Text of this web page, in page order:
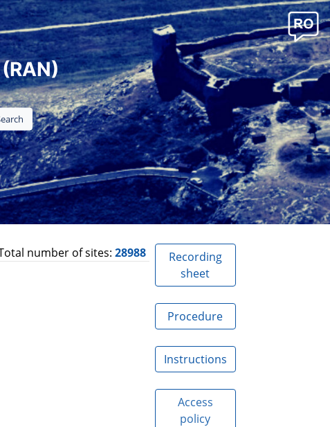
number of sites: 28988
Recording
sheet
Procedure
Instructions
Access
policy